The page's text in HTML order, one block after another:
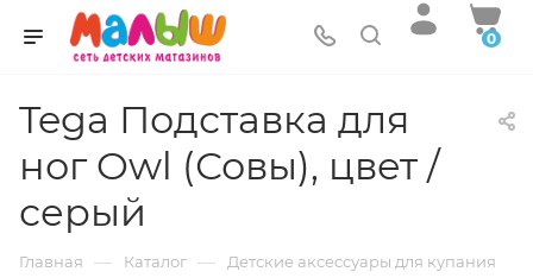
0
Tega Подставка для
ног Owl (Совы), цвет /
серый
Главная — Каталог — Детские аксессуары для купания